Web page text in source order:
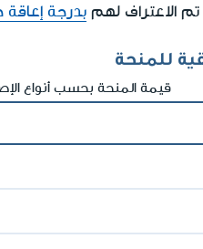
تم الاعتراف لهم بدرجة إعاقة
للمنحة
قيمة المنحة بحسب أنواع